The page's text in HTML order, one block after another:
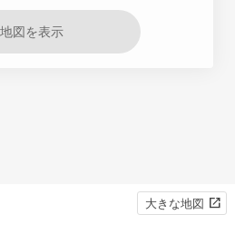
地図を表示
大きな地図